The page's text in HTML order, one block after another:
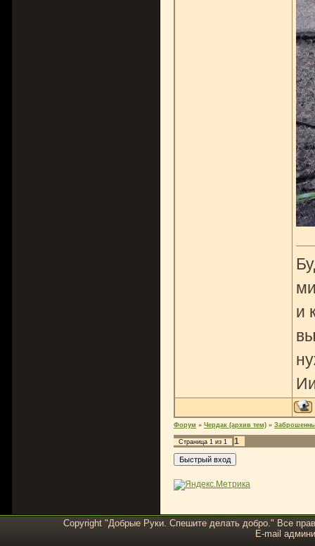
и
Форум » Чердак (архив тем) »
Страница 1 из 1 1
Copyright "Добрые Руки. Спешите делать добро." Все
E-mail